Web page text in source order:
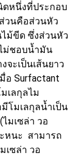
ดหนึ่งที่ประกอบ
วนคือส่วนหัว
ม้ขีด ซึ่งส่วนหัว
ม่ชอบน้ำมัน
จะเป็นเส้นยาว
อ Surfactant
เลกุลไม
โมเลกุลน้ำเป็น
มเซล่า วอ
หนะ สามารถ
เซล่า วอ